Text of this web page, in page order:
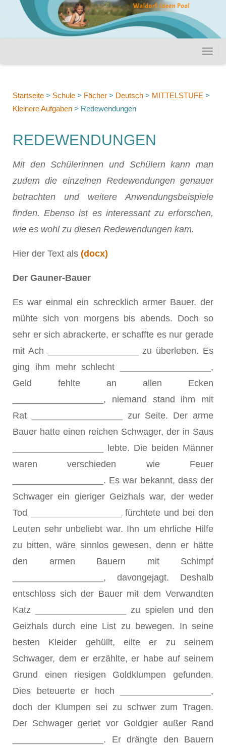
Startseite > Schule > Fächer > Deutsch > MITTELSTUFE >
Kleinere Aufgaben > Redewendungen
REDEWENDUNGEN
Mit den Schülerinnen und Schülern kann man
zudem die einzelnen Redewendungen genauer
betrachten und weitere Anwendungsbeispiele
finden. Ebenso ist es interessant zu erforschen,
wie es wohl zu diesen Redewendungen kam.
Hier der Text als (docx)
Der Gauner-Bauer
Es war einmal ein schrecklich armer Bauer, der
mühte sich von morgens bis abends. Doch so
sehr er sich abrackerte, er schaffte es nur gerade
mit Ach __________________ zu überleben. Es
ging ihm mehr schlecht __________________,
Geld fehlte an allen Ecken
__________________, niemand stand ihm mit
Rat __________________ zur Seite. Der arme
Bauer hatte einen reichen Schwager, der in Saus
__________________ lebte. Die beiden Männer
waren verschieden wie Feuer
__________________. Es war bekannt, dass der
Schwager ein gieriger Geizhals war, der weder
Tod __________________ fürchtete und bei den
Leuten sehr unbeliebt war. Ihn um ehrliche Hilfe
zu bitten, wäre sinnlos gewesen, denn er hätte
den armen Bauern mit Schimpf
__________________, davongejagt. Deshalb
entschloss sich der Bauer mit dem Verwandten
Katz __________________ zu spielen und den
Geizhals durch eine List zu bewegen. In seine
besten Kleider gehüllt, eilte er zu seinem
Schwager, dem er erzählte, er habe auf seinem
Grund einen riesigen Goldklumpen gefunden.
Dies beteuerte er hoch __________________,
doch der Klumpen sei zu schwer zum Tragen.
Der Schwager geriet vor Goldgier außer Rand
__________________. Er drängte den Bauern